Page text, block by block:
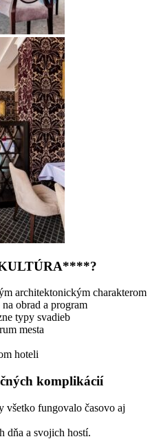
architektonickým charakterom
obrad a program
typy svadieb
mesta
hoteli
komplikácií
všetko fungovalo časovo aj
dňa a svojich hostí.